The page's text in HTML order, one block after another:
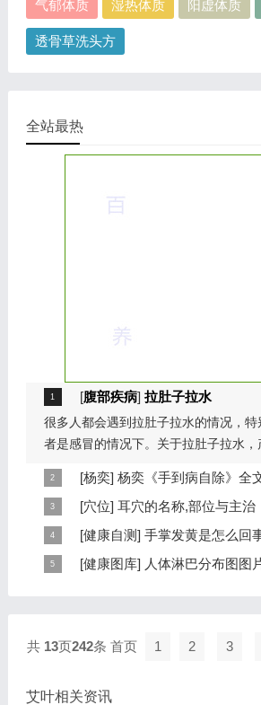
气郁体质 湿热体质 阳虚体质
透骨草洗头方
全站最热
[腹部疾病] 拉肚子拉水
很多人都会遇到拉肚子拉水的情况，
者是感冒的情况下。关于拉肚子拉水，
[杨奕] 杨奕《手到病自除》全
本页提供杨奕手到病自除全文阅读。包
6大章，66个小节的详细内容。涉及到
区，以及自然疗法、反射区疗法、食疗
[穴位] 耳穴的名称,部位与主治
耳穴在耳郭的分布有一定规律，耳穴在
个倒置在子宫内的胎儿，头部朝下，臀
规律是，与面颊相应的穴位在耳垂；与
[健康自测] 手掌发黄是怎么回
手掌发黄，一般是血管内血液不充盈或
[健康图库] 人体淋巴分布图图
共 13页242条 首页 1 2 3
艾叶相关资讯